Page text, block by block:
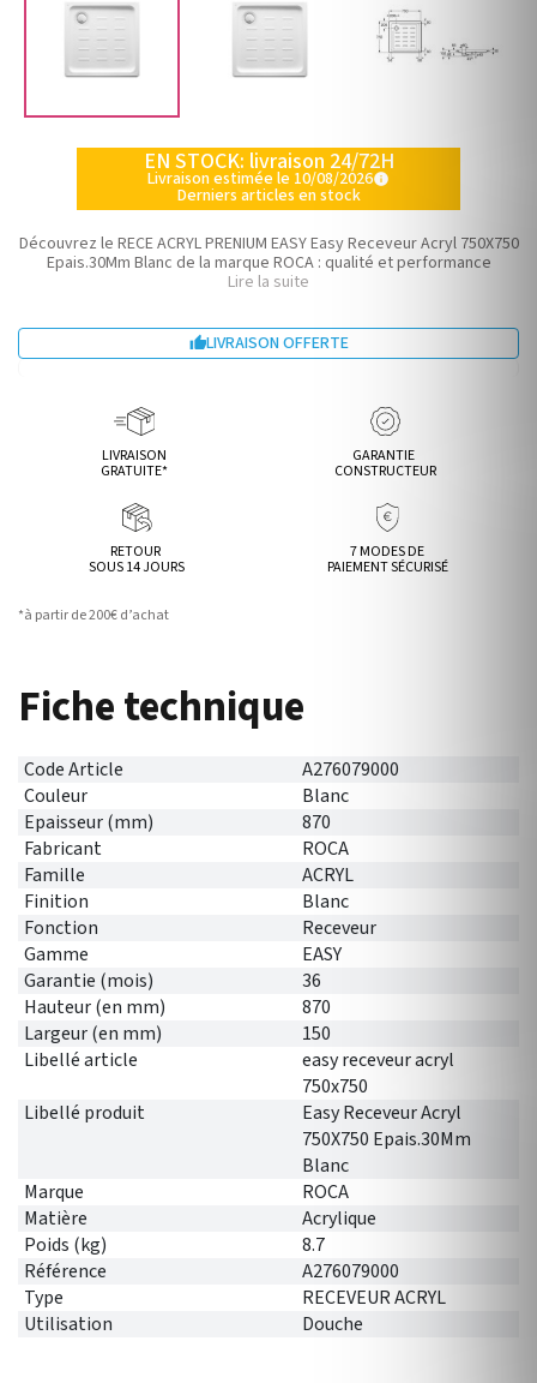
EN STOCK: livraison 24/72H
Livraison estimée le 10/08/2026info
Derniers articles en stock
Découvrez le RECE ACRYL PRENIUM EASY Easy Receveur Acryl 750X750
Epais.30Mm Blanc de la marque ROCA : qualité et performance
Lire la suite
LIVRAISON OFFERTE
LIVRAISON
GRATUITE*
GARANTIE
CONSTRUCTEUR
RETOUR
SOUS 14 JOURS
7 MODES DE
PAIEMENT SÉCURISÉ
*à partir de 200€ d’achat
Fiche technique
Code Article
A276079000
Couleur
Blanc
Epaisseur (mm)
870
Fabricant
ROCA
Famille
ACRYL
Finition
Blanc
Fonction
Receveur
Gamme
EASY
Garantie (mois)
36
Hauteur (en mm)
870
Largeur (en mm)
150
Libellé article
easy receveur acryl
750x750
Libellé produit
Easy Receveur Acryl
750X750 Epais.30Mm
Blanc
Marque
ROCA
Matière
Acrylique
Poids (kg)
8.7
Référence
A276079000
Type
RECEVEUR ACRYL
Utilisation
Douche